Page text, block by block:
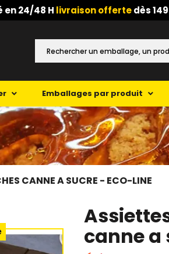
en 24/48 H livraison offertedès
Emballages par produit
CANNE A SUCRE - ECO-LINE
canne